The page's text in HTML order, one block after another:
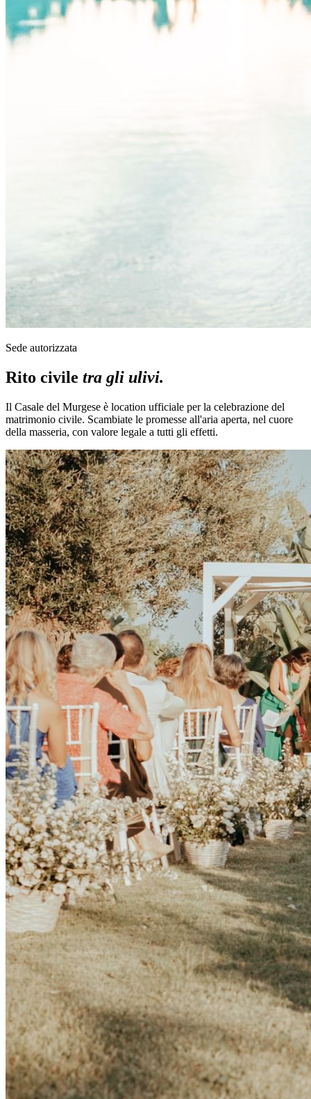
Sede autorizzata
Rito civile tra gli ulivi.
Il Casale del Murgese è location ufficiale per la celebrazione del
matrimonio civile. Scambiate le promesse all'aria aperta, nel cuore
della masseria, con valore legale a tutti gli effetti.